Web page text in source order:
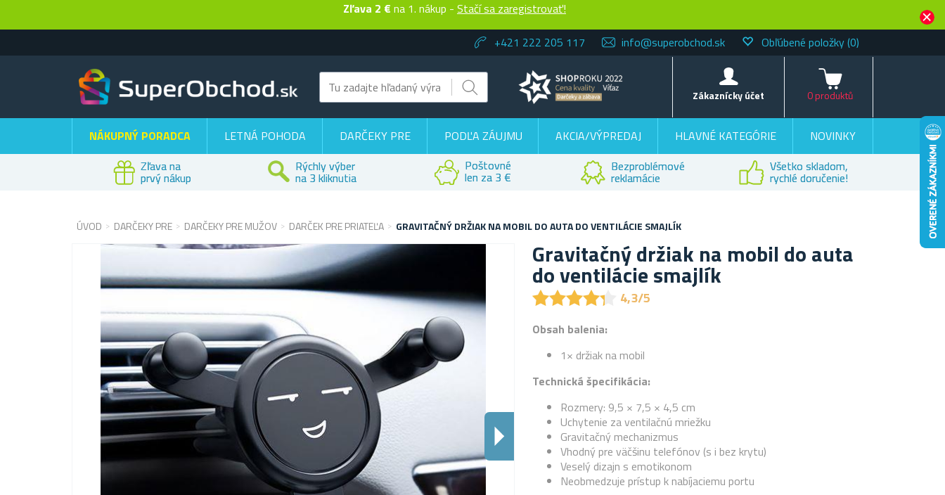
Zľava 2 € na 1. nákup - Stačí sa zaregistrovať!
+421 222 205 117
info@superobchod.sk Obľúbené položky(0)
Zákaznícky účet
Košík
0 produktů
NÁKUPNÝ PORADCA LETNÁ POHODA DARČEKY PRE PODĽA ZÁUJMU AKCIA/VÝPREDAJ HLAVNÉ KATEGÓRIE
NOVINKY
Zľava na
prvý nákup
Rýchly výber
na 3 kliknutia
Poštovné
len za 3 €
Bezproblémové
reklamácie
Všetko skladom,
rychlé doručenie!
ÚVOD DARČEKY PRE DARČEKY PRE MUŽOV DARČEK PRE PRIATEĽA GRAVITAČNÝ DRŽIAK NA MOBIL DO AUTA DO VENTILÁCIE SMAJLÍK
Gravitačný držiak na mobil do auta
do ventilácie smajlík
★★★★★
★★★★★ 4,3/5
Obsah balenia:
1× držiak na mobil
Technická špecifikácia:
Rozmery: 9,5 × 7,5 × 4,5 cm
Uchytenie za ventilačnú mriežku
Gravitačný mechanizmus
Vhodný pre väčšinu telefónov (s i bez krytu)
Veselý dizajn s emotikonom
Neobmedzuje prístup k nabíjaciemu portu